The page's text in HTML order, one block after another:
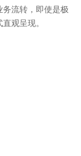
流转，即使是极
观呈现。